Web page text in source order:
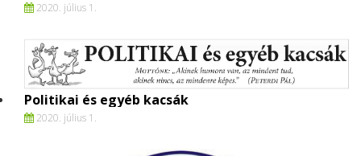
2020. július 1.
Politikai és egyéb kacsák
2020. július 1.